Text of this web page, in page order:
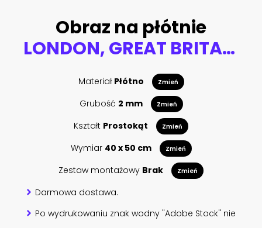
Obraz na płótnie
LONDON, GREAT BRITAIN - SEPTEMBER 17, 2017: The Jesus prayer in Gethsemane garden in church St. James Spanish Place probably by Lavers, Barraud & Westlake (1890s).
Materiał Płótno Zmień
Grubość 2 mm Zmień
Kształt Prostokąt Zmień
Wymiar 40 x 50 cm Zmień
Zestaw montażowy Brak Zmień
Darmowa dostawa.
Po wydrukowaniu znak wodny "Adobe Stock" nie